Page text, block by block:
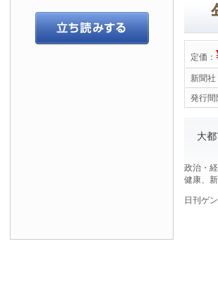
定価：
新聞社
発行間
大
政治・
健康、
日刊ゲ